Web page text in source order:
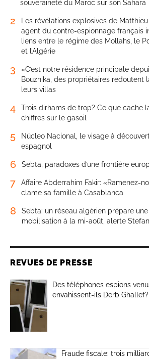
souveraineté du Maroc sur son Sahara
2
Les révélations explosives de
agent du contre-espionnage français
liens entre le régime des Mollahs, le
et l’Algérie
3
«C’est notre résidence principale
Bouznika, des propriétaires redoutent
leurs villas
4
Trois dirhams de trop? Ce que cache
chiffres sur le gasoil
5
Núcleo Nacional, le visage à
espagnol
6 Sebta, paradoxes d’une frontière
7
Affaire Abderrahim Fakir: «Ramenez-
clame sa famille à Casablanca
8
Sebta: un réseau algérien prépare
mobilisation à la mi-août, alerte
REVUES DE PRESSE
Des téléphones espions
envahissent-ils Derb Ghallef?
Fraude fiscale: trois